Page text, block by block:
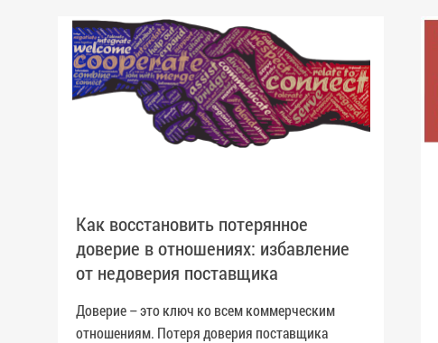
Как восстановить потерянное
доверие в отношениях: избавление
от недоверия поставщика
Доверие – это ключ ко всем коммерческим
отношениям. Потеря доверия поставщика